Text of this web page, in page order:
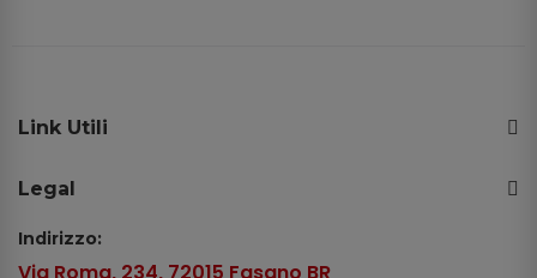
Link Utili
Legal
Indirizzo:
Via Roma, 234, 72015 Fasano BR